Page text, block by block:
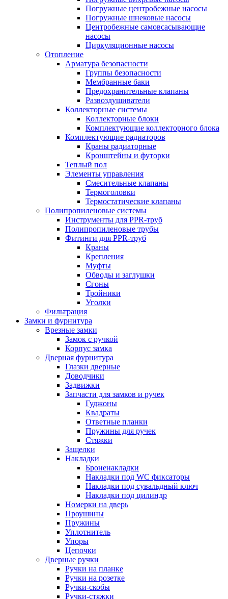
Погружные центробежные насосы
Погружные шнековые насосы
Центробежные самовсасывающие
насосы
Циркуляционные насосы
Отопление
Арматура безопасности
Группы безопасности
Мембранные баки
Предохранительные клапаны
Развоздушиватели
Коллекторные системы
Коллекторные блоки
Комплектующие коллекторного блока
Комплектующие радиаторов
Краны радиаторные
Кронштейны и футорки
Теплый пол
Элементы управления
Смесительные клапаны
Термоголовки
Термостатические клапаны
Полипропиленовые системы
Инструменты для PPR-труб
Полипропиленовые трубы
Фитинги для PPR-труб
Краны
Крепления
Муфты
Обводы и заглушки
Сгоны
Тройники
Уголки
Фильтрация
Замки и фурнитура
Врезные замки
Замок с ручкой
Корпус замка
Дверная фурнитура
Глазки дверные
Доводчики
Задвижки
Запчасти для замков и ручек
Гуджоны
Квадраты
Ответные планки
Пружины для ручек
Стяжки
Защелки
Накладки
Броненакладки
Накладки под WC фиксаторы
Накладки под сувальдный ключ
Накладки под цилиндр
Номерки на дверь
Проушины
Пружины
Уплотнитель
Упоры
Цепочки
Дверные ручки
Ручки на планке
Ручки на розетке
Ручки-скобы
Ручки-стяжки